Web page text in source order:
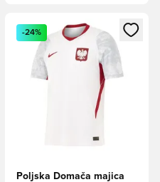
kot član
Odpre Modal za prijavo ali
-24%
Poljska Domača majica